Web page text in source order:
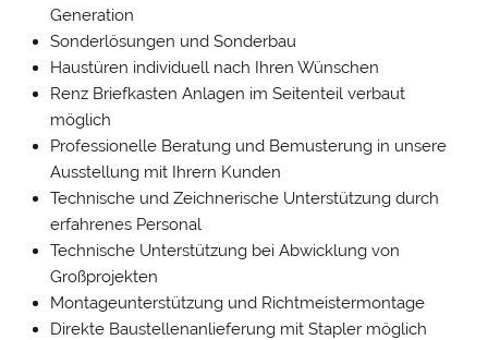
Generation
Sonderlösungen und Sonderbau
Haustüren individuell nach Ihren Wünschen
Renz Briefkasten Anlagen im Seitenteil verbaut
möglich
Professionelle Beratung und Bemusterung in unsere
Ausstellung mit Ihrern Kunden
Technische und Zeichnerische Unterstützung durch
erfahrenes Personal
Technische Unterstützung bei Abwicklung von
Großprojekten
Montageunterstützung und Richtmeistermontage
Direkte Baustellenanlieferung mit Stapler möglich